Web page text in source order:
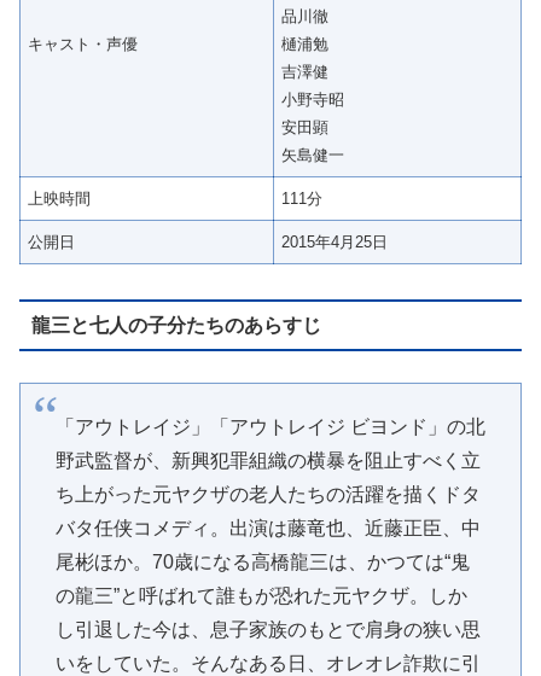
キャスト・声優
品川徹
樋浦勉
吉澤健
小野寺昭
安田顕
矢島健一
上映時間 111分
公開日 2015年4月25日
龍三と七人の子分たちのあらすじ
「アウトレイジ」「アウトレイジ ビヨンド」の北
野武監督が、新興犯罪組織の横暴を阻止すべく立
ち上がった元ヤクザの老人たちの活躍を描くドタ
バタ任侠コメディ。出演は藤竜也、近藤正臣、中
尾彬ほか。70歳になる高橋龍三は、かつては“鬼
の龍三”と呼ばれて誰もが恐れた元ヤクザ。しか
し引退した今は、息子家族のもとで肩身の狭い思
いをしていた。そんなある日、オレオレ詐欺に引